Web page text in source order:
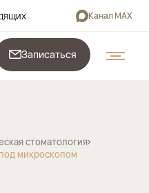
Канал MAX
Записаться
стоматология
микроскопом